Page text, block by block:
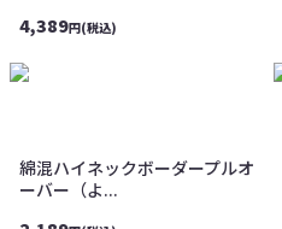
4,389円(税込)
綿混ハイネックボーダープルオ
ーバー（よ...